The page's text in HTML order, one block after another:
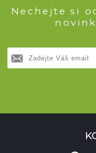
Nechejte si